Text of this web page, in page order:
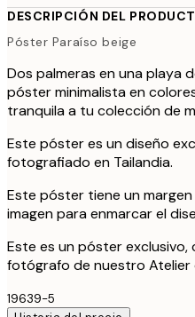
DESCRIPCIÓN DEL
Póster Paraíso beige
Dos palmeras en una playa
póster minimalista en
tranquila a tu colección de
Este póster es un diseño
fotografiado en Tailandia.
Este póster tiene un
imagen para enmarcar el
Este es un póster
fotógrafo de nuestro Atelier
19639-5